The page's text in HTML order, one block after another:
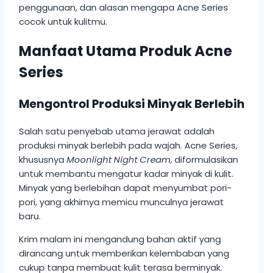
penggunaan, dan alasan mengapa Acne Series
cocok untuk kulitmu.
Manfaat Utama Produk Acne
Series
Mengontrol Produksi Minyak Berlebih
Salah satu penyebab utama jerawat adalah
produksi minyak berlebih pada wajah. Acne Series,
khususnya Moonlight Night Cream, diformulasikan
untuk membantu mengatur kadar minyak di kulit.
Minyak yang berlebihan dapat menyumbat pori-
pori, yang akhirnya memicu munculnya jerawat
baru.
Krim malam ini mengandung bahan aktif yang
dirancang untuk memberikan kelembaban yang
cukup tanpa membuat kulit terasa berminyak.